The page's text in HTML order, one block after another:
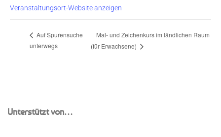
Veranstaltungsort-Website anzeigen
Auf Spurensuche
unterwegs
Mal- und Zeichenkurs im ländlichen Raum
(für Erwachsene)
Unterstützt von…